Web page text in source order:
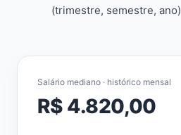
(trimestre, semestre, ano)
Salário mediano · histórico mensal
R$ 4.820,00